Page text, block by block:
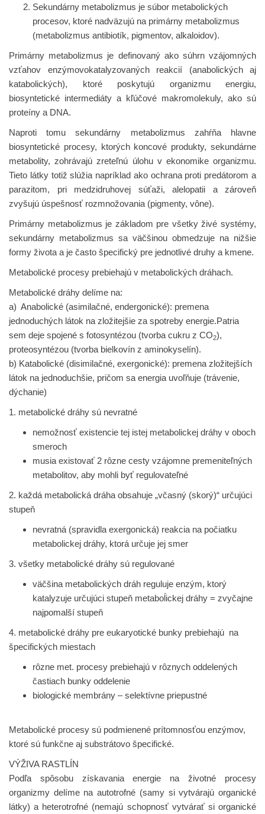
Sekundárny metabolizmus je súbor metabolických
procesov, ktoré nadväzujú na primárny metabolizmus
(metabolizmus antibiotík, pigmentov, alkaloidov).
Primárny metabolizmus je definovaný ako súhrn vzájomných
vzťahov enzýmovokatalyzovaných reakcií (anabolických aj
katabolických), ktoré poskytujú organizmu energiu,
biosyntetické intermediáty a kľúčové makromolekuly, ako sú
proteíny a DNA.
Naproti tomu sekundárny metabolizmus zahŕňa hlavne
biosyntetické procesy, ktorých koncové produkty, sekundárne
metabolity, zohrávajú zreteľnú úlohu v ekonomike organizmu.
Tieto látky totiž slúžia napríklad ako ochrana proti predátorom a
parazitom, pri medzidruhovej súťaži, alelopatii a zároveň
zvyšujú úspešnosť rozmnožovania (pigmenty, vône).
Primárny metabolizmus je základom pre všetky živé systémy,
sekundárny metabolizmus sa väčšinou obmedzuje na nižšie
formy života a je často špecifický pre jednotlivé druhy a kmene.
Metabolické procesy prebiehajú v metabolických dráhach.
Metabolické dráhy delíme na:
a) Anabolické (asimilačné, endergonické): premena
jednoduchých látok na zložitejšie za spotreby energie.Patria
sem deje spojené s fotosyntézou (tvorba cukru z CO2),
proteosyntézou (tvorba bielkovín z aminokyselín).
b) Katabolické (disimilačné, exergonické): premena zložitejších
látok na jednoduchšie, pričom sa energia uvoľňuje (trávenie,
dýchanie)
1. metabolické dráhy sú nevratné
nemožnosť existencie tej istej metabolickej dráhy v oboch
smeroch
musia existovať 2 rôzne cesty vzájomne premeniteľných
metabolitov, aby mohli byť regulovateľné
2. každá metabolická dráha obsahuje „včasný (skorý)“ určujúci
stupeň
nevratná (spravidla exergonická) reakcia na počiatku
metabolickej dráhy, ktorá určuje jej smer
3. všetky metabolické dráhy sú regulované
väčšina metabolických dráh reguluje enzým, ktorý
katalyzuje určujúci stupeň metaboĺickej dráhy = zvyčajne
najpomalší stupeň
4. metabolické dráhy pre eukaryotické bunky prebiehajú na
špecifických miestach
rôzne met. procesy prebiehajú v rôznych oddelených
častiach bunky oddelenie
biologické membrány – selektívne priepustné
Metabolické procesy sú podmienené prítomnosťou enzýmov,
ktoré sú funkčne aj substrátovo špecifické.
VÝŽIVA RASTLÍN
Podľa spôsobu získavania energie na životné procesy
organizmy delíme na autotrofné (samy si vytvárajú organické
látky) a heterotrofné (nemajú schopnosť vytvárať si organické